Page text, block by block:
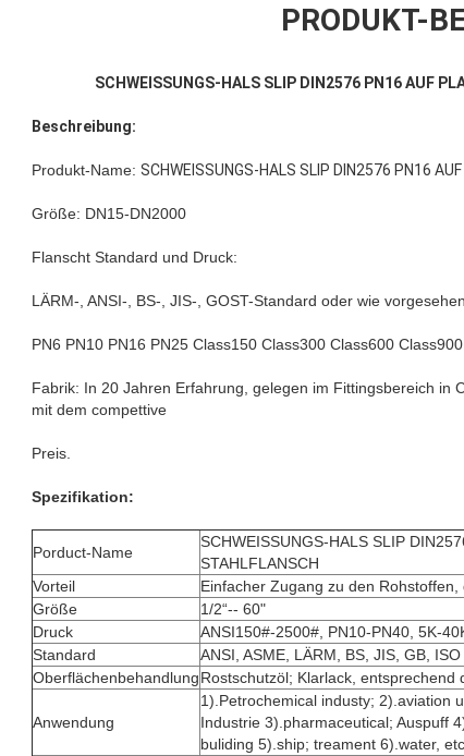
Hinterlass eine Nachricht
PRODUKT-
SCHWEISSUNGS-HALS SLIP DIN2576 PN16 AUF
Beschreibung:
Produkt-Name: SCHWEISSUNGS-HALS SLIP DIN2576 PN16
Größe: DN15-DN2000
Flanscht Standard und Druck:
LÄRM-, ANSI-, BS-, JIS-, GOST-Standard oder wie
PN6 PN10 PN16 PN25 Class150 Class300 Class600
Fabrik: In 20 Jahren Erfahrung, gelegen im Fittingsbereich in
mit dem compettive
Preis.
Spezifikation:
Porduct-Name
SCHWEISSUNGS-HALS SLIP
STAHLFLANSCH
Vorteil
Einfacher Zugang zu den
Größe
1/2“-- 60"
Druck
ANSI150#-2500#, PN10-PN40, 5K-
Standard
ANSI, ASME, LÄRM, BS, JIS, GB, ISO
OberflächenbehandlungRostschutzöl; Klarlack, entsprechend
Anwendung
1).Petrochemical industy; 2).aviation
Industrie 3).pharmaceutical; Auspuff
buliding 5).ship; treament 6).water, etc.